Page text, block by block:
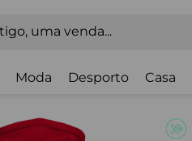
Moda Desporto Casa